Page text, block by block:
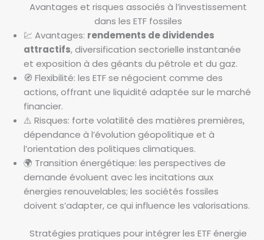
Avantages et risques associés à l’investissement
dans les ETF fossiles
💹 Avantages: rendements de dividendes
attractifs, diversification sectorielle instantanée
et exposition à des géants du pétrole et du gaz.
🧭 Flexibilité: les ETF se négocient comme des
actions, offrant une liquidité adaptée sur le marché
financier.
⚠️ Risques: forte volatilité des matières premières,
dépendance à l’évolution géopolitique et à
l’orientation des politiques climatiques.
🌍 Transition énergétique: les perspectives de
demande évoluent avec les incitations aux
énergies renouvelables; les sociétés fossiles
doivent s’adapter, ce qui influence les valorisations.
Stratégies pratiques pour intégrer les ETF énergie